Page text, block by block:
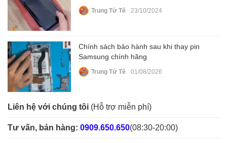
Trung Tử Tế 23/10/2024
Chính sách bảo hành sau khi thay pin
Samsung chính hãng
Trung Tử Tế 01/08/2026
Liên hệ với chúng tôi (Hỗ trợ miễn phí)
Tư vấn, bán hàng: 0909.650.650(08:30-20:00)